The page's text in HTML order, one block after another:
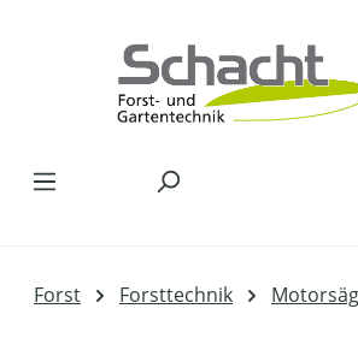
Forst Forsttechnik